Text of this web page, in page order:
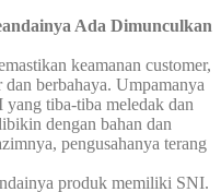
Ada Dimunculkan
keamanan customer,
berbahaya. Umpamanya
tiba-tiba meledak dan
dengan bahan dan
pengusahanya terang
produk memiliki SNI.